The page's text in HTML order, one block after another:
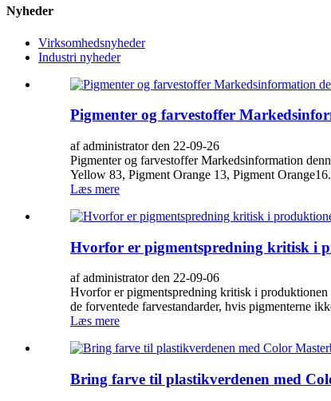
Nyheder
Virksomhedsnyheder
Industri nyheder
Pigmenter og farvestoffer
af administrator den 22-09-26
Pigmenter og farvestoffer Markedsinformation
Yellow 83, Pigment Orange 13, Pigment
Læs mere
Hvorfor er pigmentspredning kritisk i
af administrator den 22-09-06
Hvorfor er pigmentspredning kritisk i
de forventede farvestandarder, hvis pigmenterne
Læs mere
Bring farve til plastikverdenen med